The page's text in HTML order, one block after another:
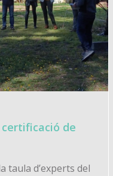
certificació de
taula d’experts del